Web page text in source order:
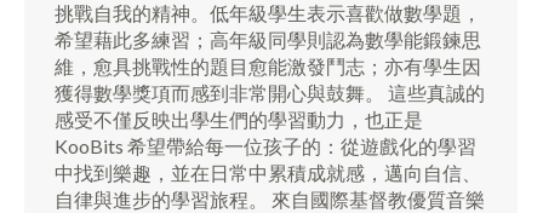
挑戰自我的精神。低年級學生表示喜歡做數學題，
希望藉此多練習；高年級同學則認為數學能鍛鍊思
維，愈具挑戰性的題目愈能激發鬥志；亦有學生因
獲得數學獎項而感到非常開心與鼓舞。 這些真誠的
感受不僅反映出學生們的學習動力，也正是
KooBits 希望帶給每一位孩子的：從遊戲化的學習
中找到樂趣，並在日常中累積成就感，邁向自信、
自律與進步的學習旅程。 來自國際基督教優質音樂